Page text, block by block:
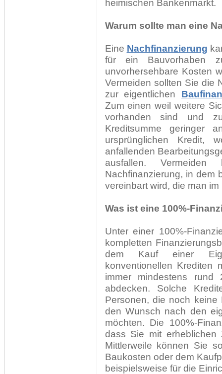
heimischen Bankenmarkt.
Warum sollte man eine
Eine Nachfinanzierung
für ein Bauvorhaben
unvorhersehbare Kosten
Vermeiden sollten Sie die
zur eigentlichen
Zum einen weil weitere
vorhanden sind und
Kreditsumme geringer
ursprünglichen Kredit,
anfallenden
ausfallen.
Nachfinanzierung, in dem
vereinbart wird, die man
Was ist eine 100%-
Unter einer 100%-
kompletten
dem Kauf einer
konventionellen
immer mindestens
abdecken. Solche
Personen, die noch
den Wunsch nach den
möchten. Die 100%-
dass Sie mit erheblichen
Mittlerweile können Sie
Baukosten oder dem
beispielsweise für die